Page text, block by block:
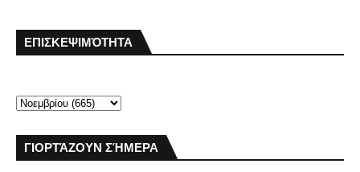
ΕΠΙΣΚΕΨΙΜΌΤΗΤΑ
ΓΙΟΡΤΆΖΟΥΝ ΣΉΜΕΡΑ